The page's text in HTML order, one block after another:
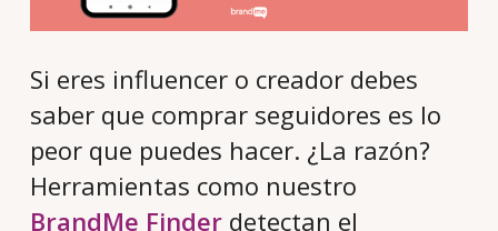
Si eres influencer o creador debes
saber que comprar seguidores es lo
peor que puedes hacer. ¿La razón?
Herramientas como nuestro
BrandMe Finderdetectan el